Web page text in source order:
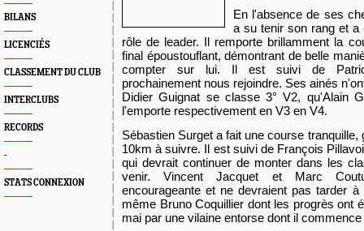
BILANS
LICENCIÉS
CLASSEMENT DU CLUB
INTERCLUBS
RECORDS
-
STATS CONNEXION
En l'absence de ses
a su tenir son rang et
rôle de leader. Il remporte brillamment la
final époustouflant, démontrant de belle
compter sur lui. Il est suivi de
prochainement nous rejoindre. Ses ainés
Didier Guignat se classe 3° V2, qu'Alain
l'emporte respectivement en V3 en V4.
Sébastien Surget a fait une course
10km à suivre. Il est suivi de François
qui devrait continuer de monter dans les
venir. Vincent Jacquet et Marc
encourageante et ne devraient pas tarder
même Bruno Coquillier dont les progrès ont
mai par une vilaine entorse dont il